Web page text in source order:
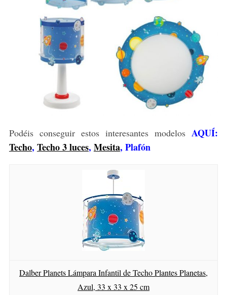
Podéis conseguir estos interesantes modelos AQUÍ:
Techo, Techo 3 luces, Mesita, Plafón
Dalber Planets Lámpara Infantil de Techo Plantes Planetas,
Azul, 33 x 33 x 25 cm